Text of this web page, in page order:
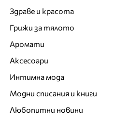
Здраве и красота
Грижи за тялото
Аромати
Аксесоари
Интимна мода
Модни списания и книги
Любопитни новини